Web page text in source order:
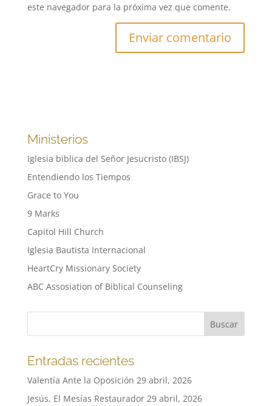
este navegador para la próxima vez que comente.
Ministerios
Iglesia biblica del Señor Jesucristo (IBSJ)
Entendiendo los Tiempos
Grace to You
9 Marks
Capitol Hill Church
Iglesia Bautista Internacional
HeartCry Missionary Society
ABC Assosiation of Biblical Counseling
Entradas recientes
Valentía Ante la Oposición 29 abril, 2026
Jesús, El Mesías Restaurador 29 abril, 2026